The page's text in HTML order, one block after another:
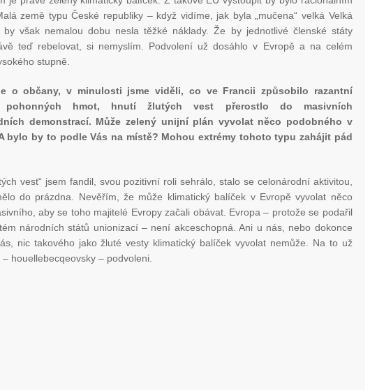
země typu České republiky – když vidíme, jak byla „mučena“ velká Velká
by však nemalou dobu nesla těžké náklady. Že by jednotlivé členské státy
teď rebelovat, si nemyslím. Podvolení už dosáhlo v Evropě a na celém
stupně.
o občany, v minulosti jsme viděli, co ve Francii způsobilo razantní
pohonných hmot, hnutí žlutých vest přerostlo do masivních
demonstrací. Může zelený unijní plán vyvolat něco podobného v
bylo by to podle Vás na místě? Mohou extrémy tohoto typu zahájit pád
vest“ jsem fandil, svou pozitivní roli sehrálo, stalo se celonárodní aktivitou,
do prázdna. Nevěřím, že může klimatický balíček v Evropě vyvolat něco
aby se toho majitelé Evropy začali obávat. Evropa – protože se podařil
národních států unionizací – není akceschopná. Ani u nás, nebo dokonce
nic takového jako žluté vesty klimatický balíček vyvolat nemůže. Na to už
houellebecqeovsky – podvoleni.